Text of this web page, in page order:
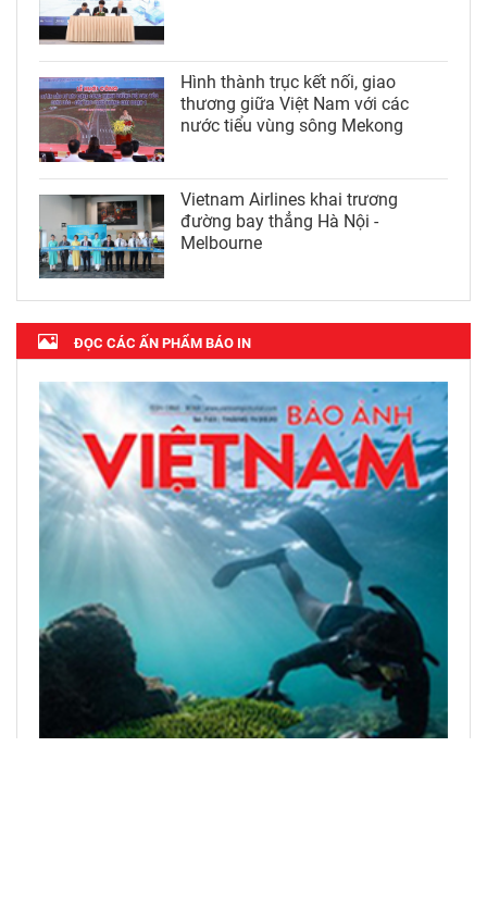
Hình thành trục kết nối, giao
thương giữa Việt Nam với các
nước tiểu vùng sông Mekong
Vietnam Airlines khai trương
đường bay thẳng Hà Nội -
Melbourne
ĐỌC CÁC ẤN PHẨM BÁO IN